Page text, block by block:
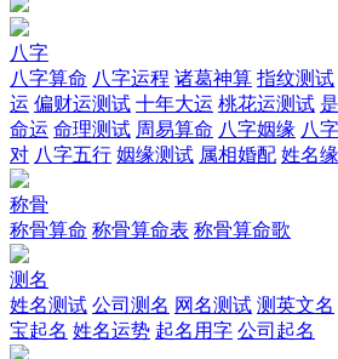
八字
八字算命 八字运程 诸葛神算 指纹测试
运 偏财运测试 十年大运 桃花运测试
命运 命理测试 周易算命 八字姻缘 八
对 八字五行 姻缘测试 属相婚配 姓名
称骨
称骨算命 称骨算命表 称骨算命歌
测名
姓名测试 公司测名 网名测试 测英文名
宝起名 姓名运势 起名用字 公司起名